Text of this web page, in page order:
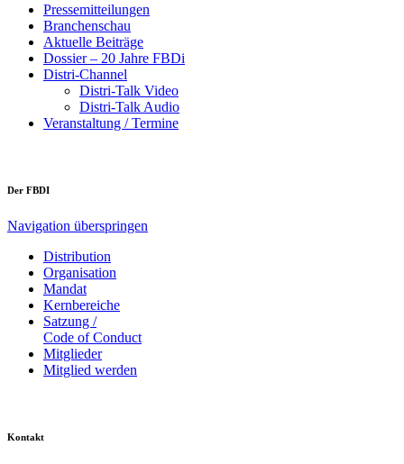
Pressemitteilungen
Branchenschau
Aktuelle Beiträge
Dossier – 20 Jahre FBDi
Distri-Channel
Distri-Talk Video
Distri-Talk Audio
Veranstaltung / Termine
Der FBDI
Navigation überspringen
Distribution
Organisation
Mandat
Kernbereiche
Satzung /
Code of Conduct
Mitglieder
Mitglied werden
Kontakt